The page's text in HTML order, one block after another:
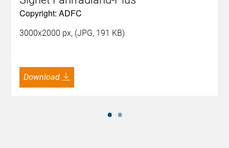
Copyright: ADFC
3000x2000 px, (JPG, 191 KB)
Download